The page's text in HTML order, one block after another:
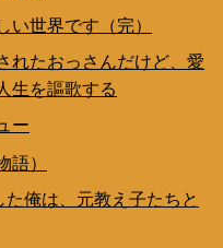
い世界です（完）
れたおっさんだけど、愛
生を謳歌する
ー
語）
俺は、元教え子たちと